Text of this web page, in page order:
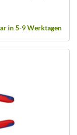
in 5-9 Werktagen